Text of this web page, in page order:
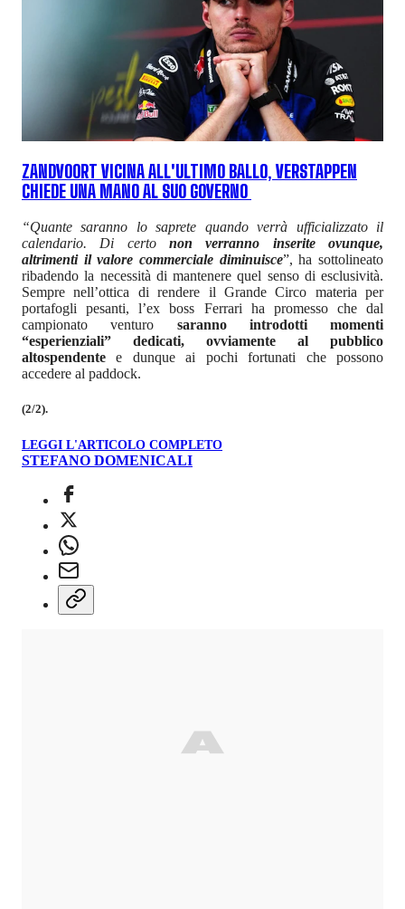
ZANDVOORT VICINA ALL'ULTIMO BALLO, VERSTAPPEN
CHIEDE UNA MANO AL SUO GOVERNO
“Quante saranno lo saprete quando verrà ufficializzato il
calendario. Di certo non verranno inserite ovunque,
altrimenti il valore commerciale diminuisce”, ha sottolineato
ribadendo la necessità di mantenere quel senso di esclusività.
Sempre nell’ottica di rendere il Grande Circo materia per
portafogli pesanti, l’ex boss Ferrari ha promesso che dal
campionato venturo saranno introdotti momenti
“esperienziali” dedicati, ovviamente al pubblico
altospendentee dunque ai pochi fortunati che possono
accedere al paddock.
(2/2).
LEGGI L'ARTICOLO COMPLETO
STEFANO DOMENICALI